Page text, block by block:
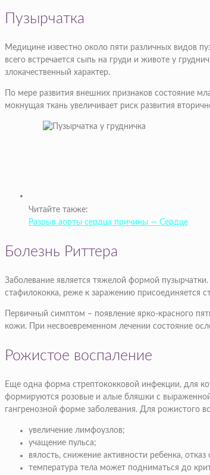
Пузырчатка
Медицине известно около пяти различных видов
всего встречается сыпь на груди и животе у
злокачественный характер.
По мере развития внешних признаков состояние
мокнущая ткань увеличивает риск развития
Читайте также:
Разрыв аорты сердца причины — Сердце
Болезнь Риттера
Заболевание является тяжелой формой
стафилококка, реже к заражению присоединяется
Первичный симптом – появление ярко-красного
кожи. При несвоевременном лечении состояние
Рожистое воспаление
Еще одна форма стрептококковой инфекции, для
формируются розовые и алые бляшки с
гангренозной форме заболевания. Для рожистого
увеличение лимфоузлов;
учащение пульса;
вялость, снижение активности ребенка, отказ
температура тела может подниматься до